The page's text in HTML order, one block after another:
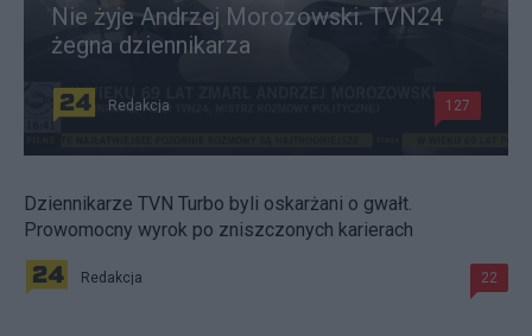
Nie żyje Andrzej Morozowski. TVN24
żegna dziennikarza
Redakcja 127
Dziennikarze TVN Turbo byli oskarżani o gwałt.
Prowomocny wyrok po zniszczonych karierach
Redakcja 22